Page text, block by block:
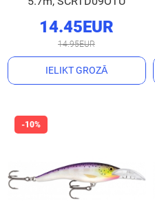
14.45EUR
14.95EUR
IELIKT GROZĀ